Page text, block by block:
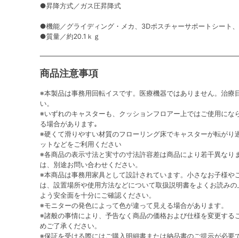
●昇降方式／ガス圧昇降式
●機能／グライディング・メカ、3Dポスチャーサポートシート
●質量／約20.1ｋｇ
商品注意事項
※本製品は事務用回転イスです。医療機器ではありません。治療
い。
※いずれのキャスターも、クッションフロアー上ではご使用にな
る場合があります｡
※硬くて滑りやすい材質のフローリング床でキャスターが転がり
ットなどをご利用ください
※各商品の表示寸法と実寸の寸法許容差は商品により若干異なり
は、別途お問い合わせください。
※本商品は事務用家具として設計されています。小さなお子様や
は、設置場所や使用方法などについて取扱説明書をよくお読み
よう安全面を十分にご確認ください。
※モニターの発色によって色が違って見える場合があります。
※諸般の事情により、予告なく商品の価格および仕様を変更する
めご了承ください。
※保証を受ける際にはご購入明細書または納品書のご提示が必要